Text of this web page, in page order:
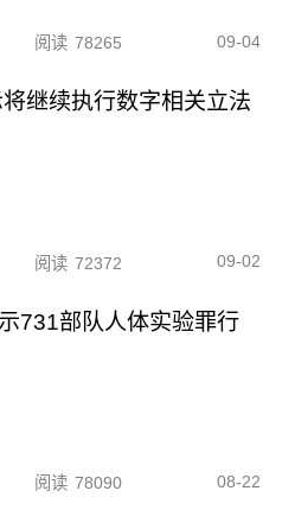
阅读 78265 09-04
继续执行数字相关立法
阅读 72372 09-02
731部队人体实验罪行
阅读 78090 08-22